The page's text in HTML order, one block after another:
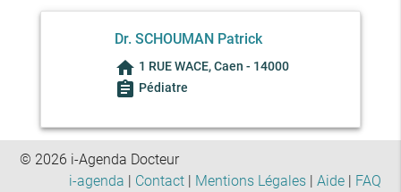
Dr. SCHOUMAN Patrick
home 1 RUE WACE, Caen - 14000
assignment Pédiatre
© 2026 i-Agenda Docteur
i-agenda
Contact| Mentions Légales| Aide| FAQ